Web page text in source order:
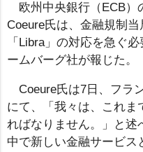
欧州中央銀行（ECB
Coeure氏は、金融規制
「Libra」の対応を急ぐ
ームバーグ社が報じた。
Coeure氏は7日、フラ
にて、「我々は、これま
ればなりません。」と述
中で新しい金融サービス